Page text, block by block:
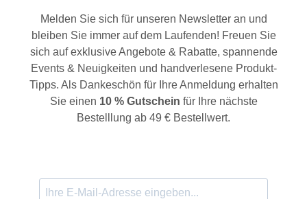
Melden Sie sich für unseren Newsletter an und
bleiben Sie immer auf dem Laufenden! Freuen Sie
sich auf exklusive Angebote & Rabatte, spannende
Events & Neuigkeiten und handverlesene Produkt-
Tipps. Als Dankeschön für Ihre Anmeldung erhalten
Sie einen 10 % Gutschein für Ihre nächste
Bestelllung ab 49 € Bestellwert.